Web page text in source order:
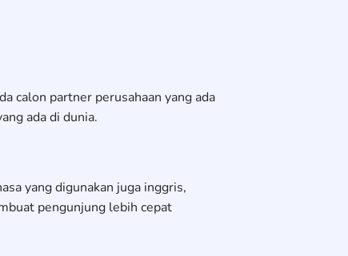
calon partner perusahaan yang ada
ada di dunia.
yang digunakan juga inggris,
pengunjung lebih cepat